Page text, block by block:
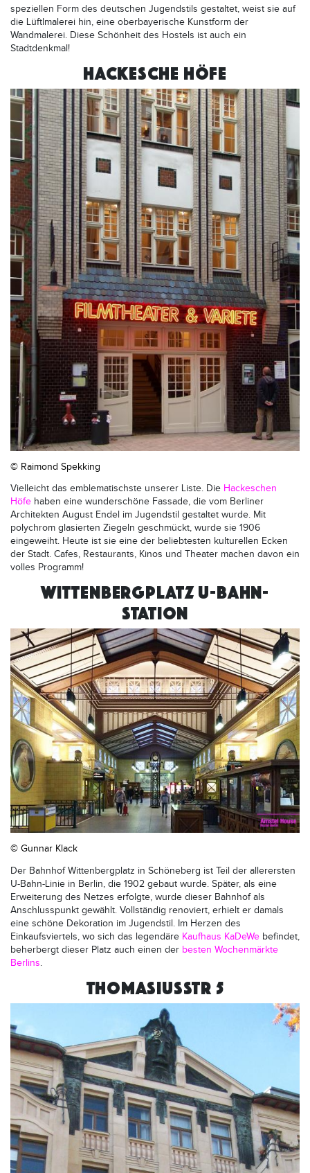
speziellen Form des deutschen Jugendstils gestaltet, weist sie auf
die Lüftlmalerei hin, eine oberbayerische Kunstform der
Wandmalerei. Diese Schönheit des Hostels ist auch ein
Stadtdenkmal!
HACKESCHE HÖFE
© Raimond Spekking
Vielleicht das emblematischste unserer Liste. Die Hackeschen
Höfe haben eine wunderschöne Fassade, die vom Berliner
Architekten August Endel im Jugendstil gestaltet wurde. Mit
polychrom glasierten Ziegeln geschmückt, wurde sie 1906
eingeweiht. Heute ist sie eine der beliebtesten kulturellen Ecken
der Stadt. Cafes, Restaurants, Kinos und Theater machen davon ein
volles Programm!
WITTENBERGPLATZ U-BAHN-
STATION
© Gunnar Klack
Der Bahnhof Wittenbergplatz in Schöneberg ist Teil der allerersten
U-Bahn-Linie in Berlin, die 1902 gebaut wurde. Später, als eine
Erweiterung des Netzes erfolgte, wurde dieser Bahnhof als
Anschlusspunkt gewählt. Vollständig renoviert, erhielt er damals
eine schöne Dekoration im Jugendstil. Im Herzen des
Einkaufsviertels, wo sich das legendäre Kaufhaus KaDeWe befindet,
beherbergt dieser Platz auch einen der besten Wochenmärkte
Berlins
THOMASIUSSTR 5